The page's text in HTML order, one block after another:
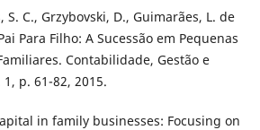
S. C., Grzybovski, D., Guimarães, L. de
Para Filho: A Sucessão em Pequenas
Contabilidade, Gestão e
p. 61-82, 2015.
in family businesses: Focusing on